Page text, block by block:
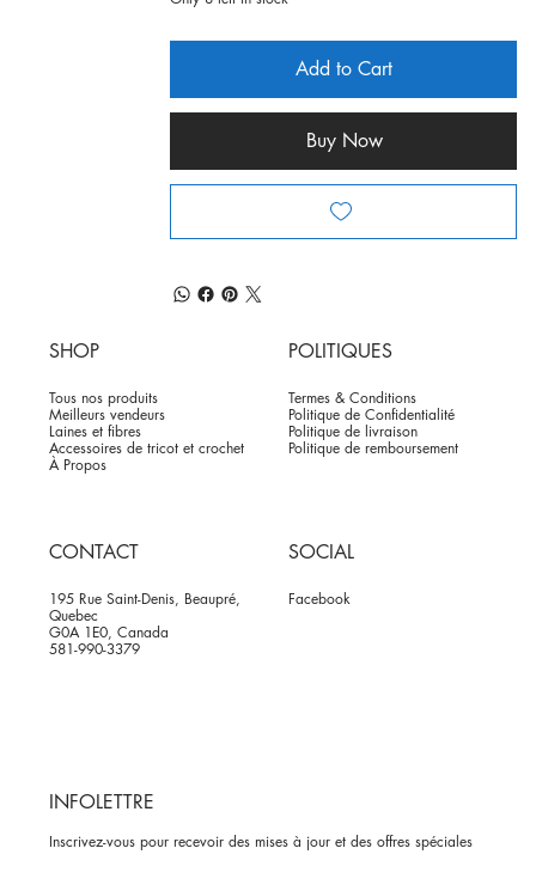
Add to Cart
Buy Now
SHOP
Tous nos produits
Meilleurs vendeurs
Laines et fibres
Accessoires de tricot et crochet
À Propos
POLITIQUES
Termes & Conditions
Politique de Confidentialité
Politique de livraison
Politique de remboursement
CONTACT
195 Rue Saint-Denis, Beaupré,
Quebec
G0A 1E0, Canada
581-990-3379
SOCIAL
Facebook
INFOLETTRE
Inscrivez-vous pour recevoir des mises à jour et des offres spéciales